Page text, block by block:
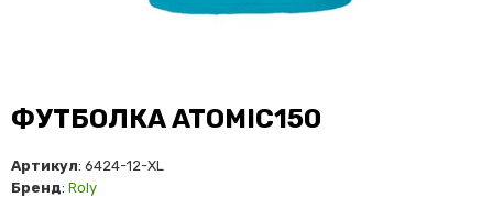
ФУТБОЛКА ATOMIC150
Артикул: 6424-12-XL
Бренд: Roly